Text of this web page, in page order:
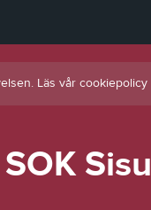
Läs vår cookiepolicy
Sisu